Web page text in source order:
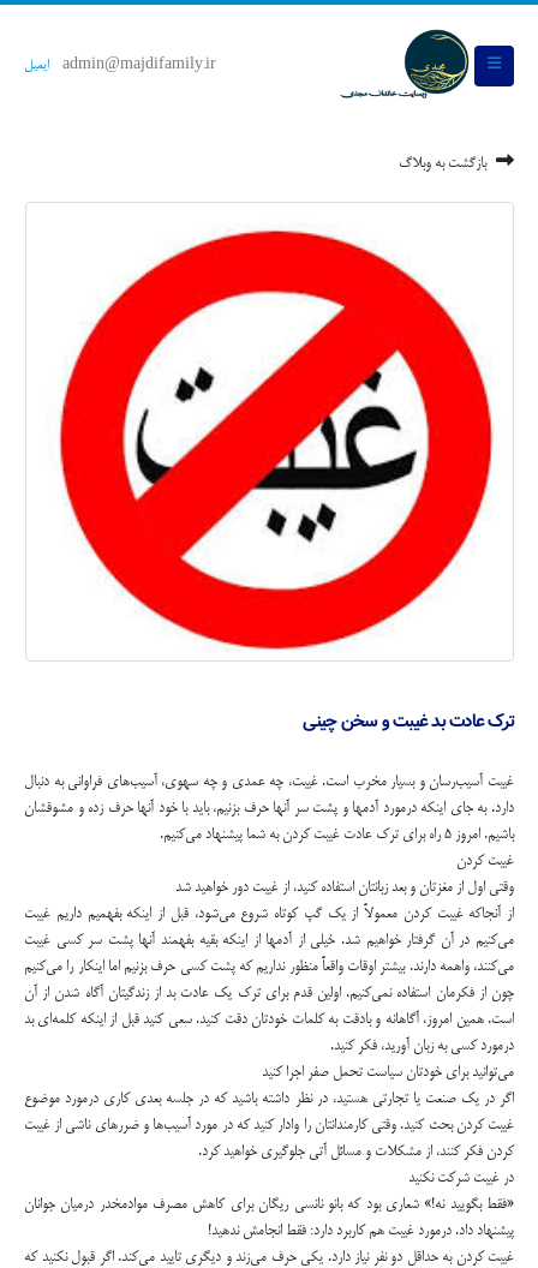
admin@majdifamily.ir ایمیل
بازگشت به وبلاگ
ترک عادت بد غیبت و سخن چینی
غیبت آسیب‌رسان و بسیار مخرب است. غیبت، چه عمدی و چه سهوی، آسیب‌های فراوانی به دنبال
دارد. به جای اینکه درمورد آدمها و پشت سر آنها حرف بزنیم، باید با خود آنها حرف زده و مشوقشان
باشیم. امروز ۵ راه برای ترک عادت غیبت کردن به شما پیشنهاد می‌کنیم.
غیبت کردن
وقتی اول از مغزتان و بعد زبانتان استفاده کنید، از غیبت دور خواهید شد
از آنجاکه غیبت کردن معمولاً از یک گپ کوتاه شروع می‌شود، قبل از اینکه بفهمیم داریم غیبت
می‌کنیم در آن گرفتار خواهیم شد. خیلی از آدمها از اینکه بقیه بفهمند آنها پشت سر کسی غیبت
می‌کنند، واهمه دارند. بیشتر اوقات واقعاً منظور نداریم که پشت کسی حرف بزنیم اما اینکار را می‌کنیم
چون از فکرمان استفاده نمی‌کنیم. اولین قدم برای ترک یک عادت بد از زندگیتان آگاه شدن از آن
است. همین امروز، آگاهانه و بادقت به کلمات خودتان دقت کنید. سعی کنید قبل از اینکه کلمه‌ای بد
درمورد کسی به زبان آورید، فکر کنید.
می‌توانید برای خودتان سیاست تحمل صفر اجرا کنید
اگر در یک صنعت یا تجارتی هستید، در نظر داشته باشید که در جلسه بعدی کاری درمورد موضوع
غیبت کردن بحث کنید. وقتی کارمندانتان را وادار کنید که در مورد آسیب‌ها و ضررهای ناشی از غیبت
کردن فکر کنند، از مشکلات و مسائل آتی جلوگیری خواهید کرد.
در غیبت شرکت نکنید
«فقط بگویید نه!» شعاری بود که بانو نانسی ریگان برای کاهش مصرف موادمخدر درمیان جوانان
پیشنهاد داد. درمورد غیبت هم کاربرد دارد: فقط انجامش ندهید!
غیبت کردن به حداقل دو نفر نیاز دارد. یکی حرف می‌زند و دیگری تایید می‌کند. اگر قبول نکنید که